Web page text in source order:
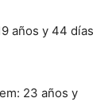
años y 44 días
23 años y